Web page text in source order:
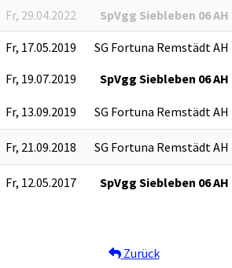
Fr, 29.04.2022 SpVgg Siebleben 06 AH
Fr, 17.05.2019 SG Fortuna Remstädt AH
Fr, 19.07.2019 SpVgg Siebleben 06 AH
Fr, 13.09.2019 SG Fortuna Remstädt AH
Fr, 21.09.2018 SG Fortuna Remstädt AH
Fr, 12.05.2017 SpVgg Siebleben 06 AH
Zurück